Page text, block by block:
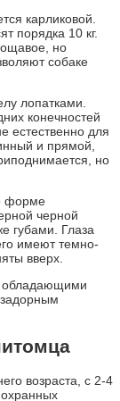
карликовой.
порядка 10 кг.
но
собаке
лопатками.
конечностей
естественно для
и прямой,
но
форме
черной
губами. Глаза
имеют темно-
вверх.
обладающими
возраста, с 2-4